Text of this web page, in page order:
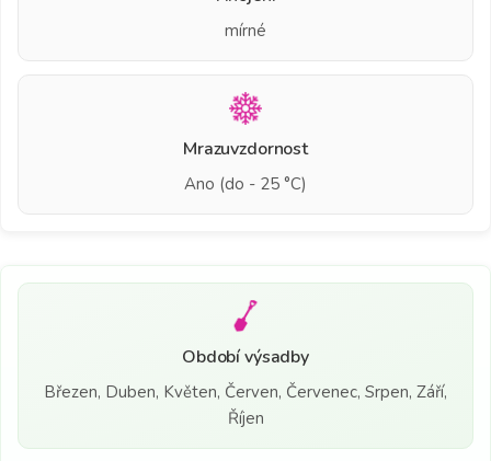
mírné
Mrazuvzdornost
Ano (do - 25 °C)
Období výsadby
Březen, Duben, Květen, Červen, Červenec, Srpen, Září,
Říjen